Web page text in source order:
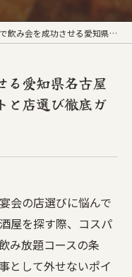
功させる愛知県名古屋市千種区菊坂町のポイントと店選び徹底ガイド
る愛知県名古屋
と店選び徹底ガ
会の店選びに悩んで
屋を探す際、コスパ
み放題コースの条
として外せないポイ